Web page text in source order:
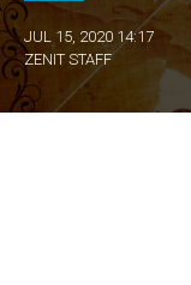
JUL 15, 2020 14:17
ZENIT STAFF